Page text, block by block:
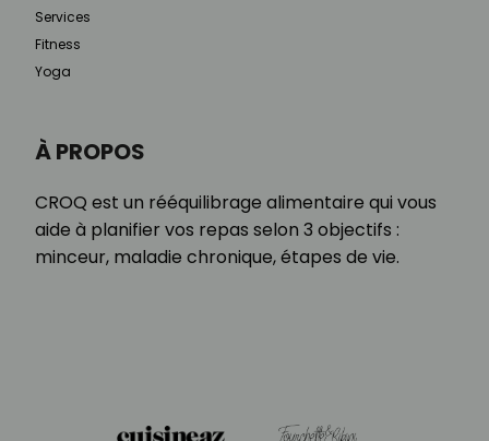
À PROPOS
CROQ est un rééquilibrage alimentaire qui vous
aide à planifier vos repas selon 3 objectifs :
minceur, maladie chronique, étapes de vie.
Services
Fitness
Yoga